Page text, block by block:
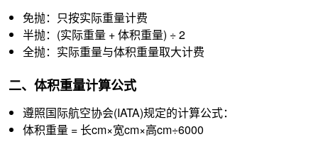
免抛：只按实际重量计费
半抛：(实际重量 + 体积重量) ÷ 2
全抛：实际重量与体积重量取大计费
二、体积重量计算公式
遵照国际航空协会(IATA)规定的计算公式：
体积重量 = 长cm×宽cm×高cm÷6000